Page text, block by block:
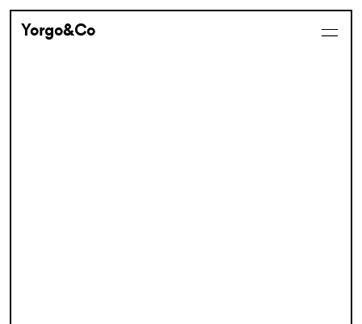
Yorgo&Co